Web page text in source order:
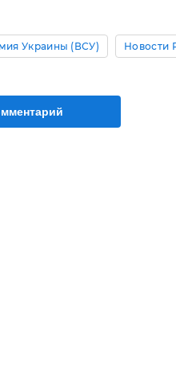
Украины (ВСУ) Новости